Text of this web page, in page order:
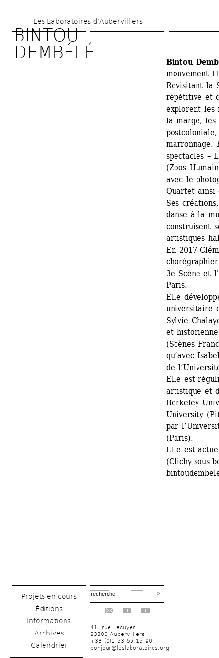
au
contenu
principal
Les Laboratoires d’Aubervilliers
BINTOU
DEMBÉLÉ
Projets en cours
Éditions
Informations
Archives
Calendrier
f t
41, rue Lécuyer
93300 Aubervilliers
+33 (0)1 53 56 15 90
bonjour@leslaboratoires.org
Bintou
mouvement
Revisitant la
répétitive et
explorent les
la marge, les
marronnage.
spectacles –
(Zoos
avec le
Quartet ainsi
Ses
danse à la
construisent
artistiques
En 2017
3e Scène et
Paris.
Elle
universitaire
Sylvie
et
(Scènes
qu’avec
de
Elle est
artistique et
Berkeley
University
par
(Paris).
Elle est
(Clichy-sous-